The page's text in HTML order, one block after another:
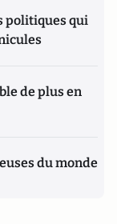
politiques qui
de plus en
du monde